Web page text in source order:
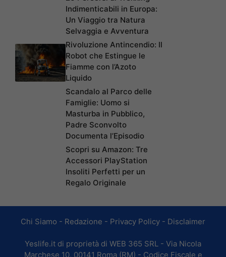
Indimenticabili in Europa:
Un Viaggio tra Natura
Selvaggia e Avventura
Rivoluzione Antincendio: Il
Robot che Estingue le
Fiamme con l’Azoto
Liquido
Scandalo al Parco delle
Famiglie: Uomo si
Masturba in Pubblico,
Padre Sconvolto
Documenta l’Episodio
Scopri su Amazon: Tre
Accessori PlayStation
Insoliti Perfetti per un
Regalo Originale
Chi Siamo - Redazione - Privacy Policy - Disclaimer
Yeslife.it di proprietà di WEB 365 SRL - Via Nicola
Marchese 10, 00141 Roma (RM) - Codice Fiscale e